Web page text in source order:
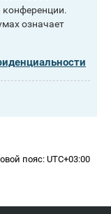
означает
пояс: UTC+03:00